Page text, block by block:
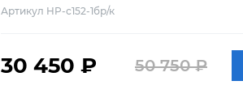
Артикул HP-с152-1бр/к
30 450 ₽ 50 750 ₽